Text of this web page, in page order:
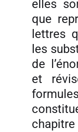
elles
que
lettres
les
de
et